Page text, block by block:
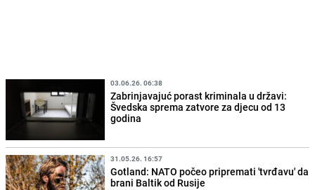
03.06.26. 06:38
Zabrinjavajuć porast kriminala u državi:
Švedska sprema zatvore za djecu od 13
godina
31.05.26. 16:57
Gotland: NATO počeo pripremati 'tvrđavu' da
brani Baltik od Rusije